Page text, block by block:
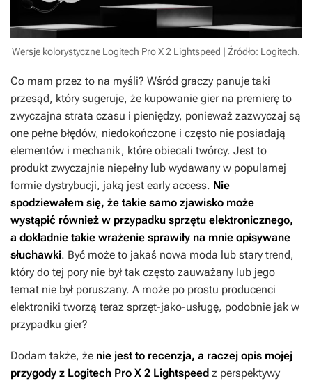
Wersje kolorystyczne Logitech Pro X 2 Lightspeed | Źródło: Logitech.
Co mam przez to na myśli? Wśród graczy panuje taki
przesąd, który sugeruje, że kupowanie gier na premierę to
zwyczajna strata czasu i pieniędzy, ponieważ zazwyczaj są
one pełne błędów, niedokończone i często nie posiadają
elementów i mechanik, które obiecali twórcy. Jest to
produkt zwyczajnie niepełny lub wydawany w popularnej
formie dystrybucji, jaką jest early access. Nie
spodziewałem się, że takie samo zjawisko może
wystąpić również w przypadku sprzętu elektronicznego,
a dokładnie takie wrażenie sprawiły na mnie opisywane
słuchawki. Być może to jakaś nowa moda lub stary trend,
który do tej pory nie był tak często zauważany lub jego
temat nie był poruszany. A może po prostu producenci
elektroniki tworzą teraz sprzęt-jako-usługę, podobnie jak w
przypadku gier?
Dodam także, że nie jest to recenzja, a raczej opis mojej
przygody z Logitech Pro X 2 Lightspeed z perspektywy